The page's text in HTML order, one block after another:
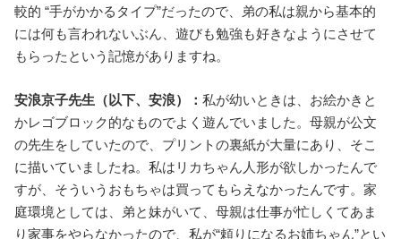
較的 “手がかかるタイプ”だったので、弟の私は親から基本的
には何も言われないぶん、遊びも勉強も好きなようにさせて
もらったという記憶がありますね。
安浪京子先生（以下、安浪）： 私が幼いときは、お絵かきと
かレゴブロック的なものでよく遊んでいました。母親が公文
の先生をしていたので、プリントの裏紙が大量にあり、そこ
に描いていましたね。私はリカちゃん人形が欲しかったんで
すが、そういうおもちゃは買ってもらえなかったんです。家
庭環境としては、弟と妹がいて、母親は仕事が忙しくてあま
り家事をやらなかったので、私が“頼りになるお姉ちゃん”とい